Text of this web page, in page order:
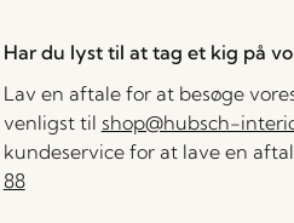
Har du lyst til at tag et kig på
Lav en aftale for at besøge
venligst til shop@hubsch-
kundeservice for at lave en
88